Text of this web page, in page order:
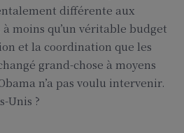
différente aux
moins qu’un véritable budget
et la coordination que les
grand-chose à moyens
n’a pas voulu intervenir.
Unis ?